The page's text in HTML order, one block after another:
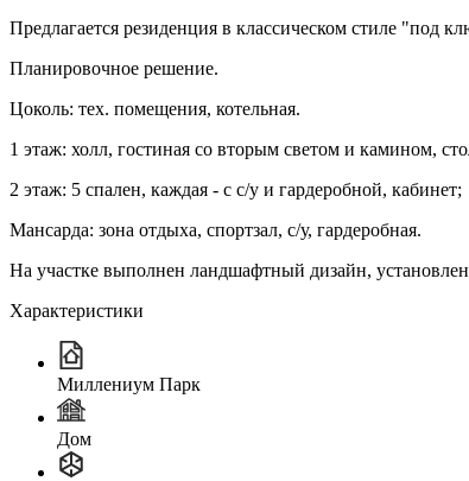
Предлагается резиденция в классическом стиле
Планировочное решение.
Цоколь: тех. помещения, котельная.
1 этаж: холл, гостиная со вторым светом и камином,
2 этаж: 5 спален, каждая - с с/у и гардеробной, кабинет;
Мансарда: зона отдыха, спортзал, с/у, гардеробная.
На участке выполнен ландшафтный дизайн,
Характеристики
Миллениум Парк
Дом